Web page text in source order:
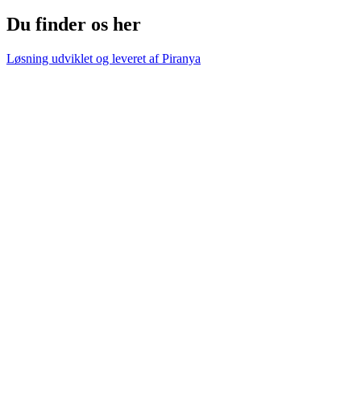
Du finder os her
Løsning udviklet og leveret afPiranya